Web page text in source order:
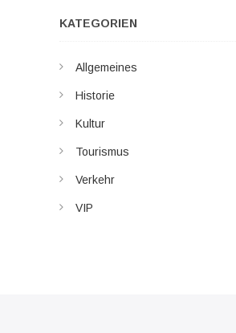
KATEGORIEN
Allgemeines
Historie
Kultur
Tourismus
Verkehr
VIP